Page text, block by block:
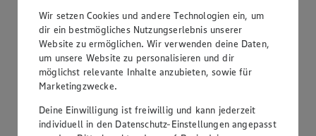
1.99
Festpreis von 1.99€
aus Spanien, Klasse I, 450 g, (1 kg = 4,42)
Wir setzen Cookies und andere Technologien ein, um
dir ein bestmögliches Nutzungserlebnis unserer
Website zu ermöglichen. Wir verwenden deine Daten,
um unsere Website zu personalisieren und dir
möglichst relevante Inhalte anzubieten, sowie für
Marketingzwecke.
Deine Einwilligung ist freiwillig und kann jederzeit
individuell in den Datenschutz-Einstellungen angepasst